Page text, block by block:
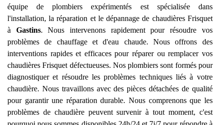
équipe de plombiers expérimentés est spécialisée dans
l'installation, la réparation et le dépannage de chaudières Frisquet
à Gastins. Nous intervenons rapidement pour résoudre vos
problèmes de chauffage et d'eau chaude. Nous offrons des
interventions rapides et efficaces pour réparer ou remplacer vos
chaudières Frisquet défectueuses. Nos plombiers sont formés pour
diagnostiquer et résoudre les problèmes techniques liés à votre
chaudière. Nous travaillons avec des pièces détachées de qualité
pour garantir une réparation durable. Nous comprenons que les
problèmes de chaudière peuvent survenir à tout moment, c'est